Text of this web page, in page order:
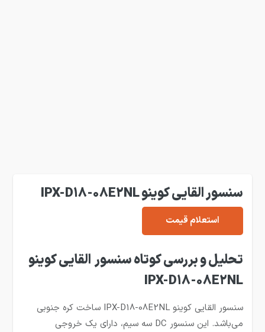
سنسور القایی کوینو IPX-D18-08E2NL
استعلام قیمت
تحلیل و بررسی کوتاه سنسور القایی کوینو
IPX-D18-08E2NL
سنسور القایی کوینو IPX-D18-08E2NL
ساخت کره جنوبی
می‌باشد. این سنسور DC
سه سیم، دارای یک خروجی